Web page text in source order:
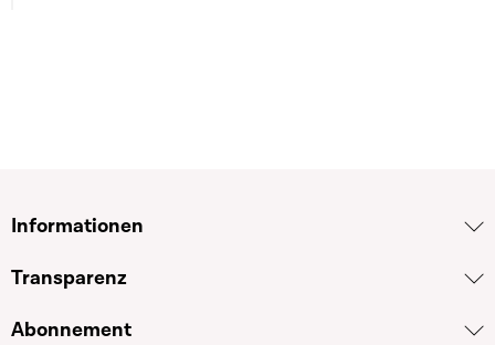
Informationen
Transparenz
Abonnement